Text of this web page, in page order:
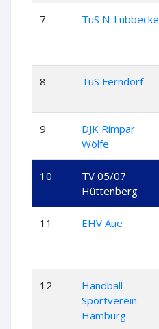
7 TuS N-Lübbecke
8 TuS Ferndorf
9
DJK Rimpar
Wölfe
10
TV 05/07
Hüttenberg
11 EHV Aue
12
Handball
Sportverein
Hamburg